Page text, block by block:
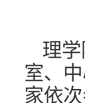
理
室、
家依